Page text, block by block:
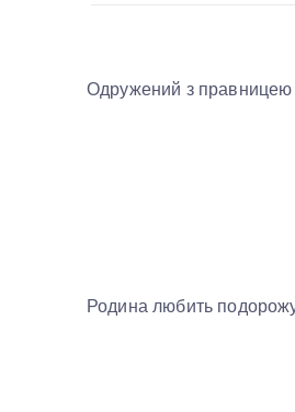
Одружений з правницею
Родина любить